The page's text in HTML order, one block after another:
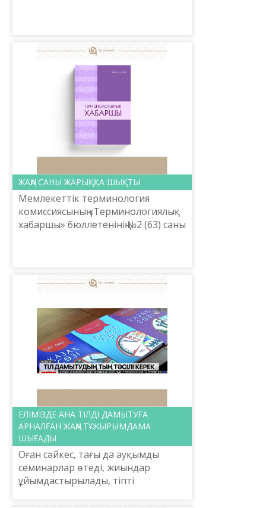
ЖАҢА САНЫ ЖАРЫҚҚА ШЫҚТЫ
Мемлекеттік терминология
комиссиясының «Терминологиялық
хабаршы» бюллетенінің №2 (63) саны
ЕЛІМІЗДЕ АНА ТІЛДІ ДАМЫТУҒА
АРНАЛҒАН ЖАҢА ТҰЖЫРЫМДАМА
ШЫҒАДЫ
Оған сәйкес, тағы да ауқымды
семинарлар өтеді, жиындар
ұйымдастырылады, тіпті